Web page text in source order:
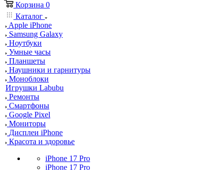
Корзина 0
Каталог
Apple iPhone
Samsung Galaxy
Ноутбуки
Умные часы
Планшеты
Наушники и гарнитуры
Моноблоки
Игрушки Labubu
Ремонты
Смартфоны
Google Pixel
Мониторы
Дисплеи iPhone
Красота и здоровье
iPhone 17 Pro
iPhone 17 Pro